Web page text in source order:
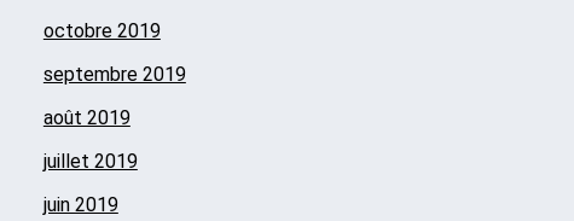
octobre 2019
septembre 2019
août 2019
juillet 2019
juin 2019